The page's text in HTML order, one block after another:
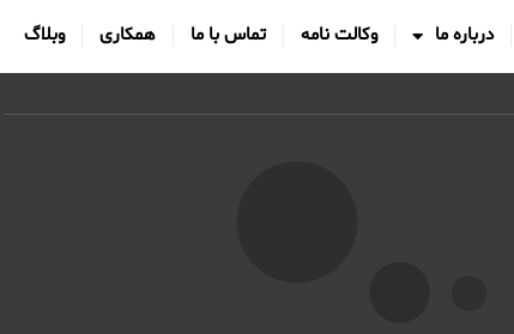
درباره ما وکالت نامه تماس با ما همکاری وبلاگ